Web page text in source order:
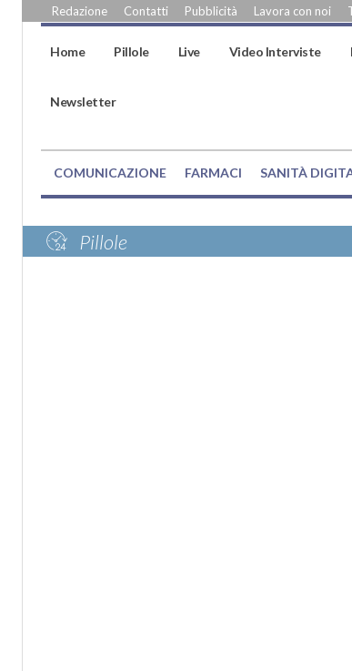
Redazione Contatti Pubblicità Lavora con noi
Home Pillole Live Video Interviste
Newsletter
COMUNICAZIONE FARMACI SANITÀ
Pillole